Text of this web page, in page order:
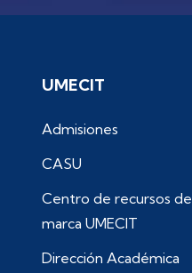
UMECIT
Admisiones
CASU
Centro de recursos de
marca UMECIT
Dirección Académica